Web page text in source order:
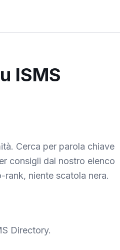
ISMS
Cerca per parola chiave
consigli dal nostro elenco
niente scatola nera.
Directory.